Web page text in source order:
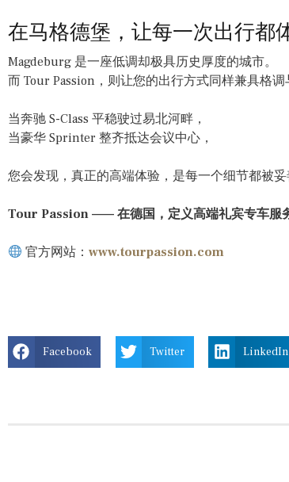
在马格德堡，让每一次出行都
Magdeburg 是一座低调却极具历史厚度的城市。
而 Tour Passion，则让您的出行方式同样兼具格调
当奔驰 S-Class 平稳驶过易北河畔，
当豪华 Sprinter 整齐抵达会议中心，
您会发现，真正的高端体验，是每一个细节都被妥
Tour Passion —— 在德国，定义高端礼宾专车服
官方网站：www.tourpassion.com
Facebook Twitter LinkedIn